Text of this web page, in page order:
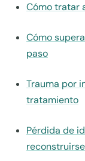
Cómo tratar
Cómo
paso
Trauma por
tratamiento
Pérdida de
reconstruirse